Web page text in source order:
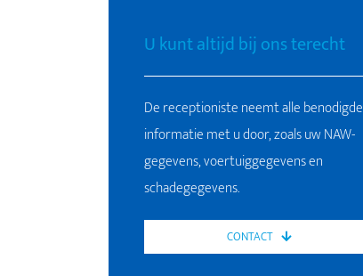
U kunt altijd bij ons terecht
De receptioniste neemt alle benodigde
informatie met u door, zoals uw NAW-
gegevens, voertuiggegevens en
schadegegevens.
CONTACT